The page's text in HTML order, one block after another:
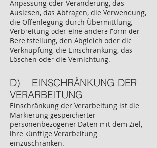
Anpassung oder Veränderung, das
Auslesen, das Abfragen, die Verwendung,
die Offenlegung durch Übermittlung,
Verbreitung oder eine andere Form der
Bereitstellung, den Abgleich oder die
Verknüpfung, die Einschränkung, das
Löschen oder die Vernichtung.
D) EINSCHRÄNKUNG DER
VERARBEITUNG
Einschränkung der Verarbeitung ist die
Markierung gespeicherter
personenbezogener Daten mit dem Ziel,
ihre künftige Verarbeitung
einzuschränken.